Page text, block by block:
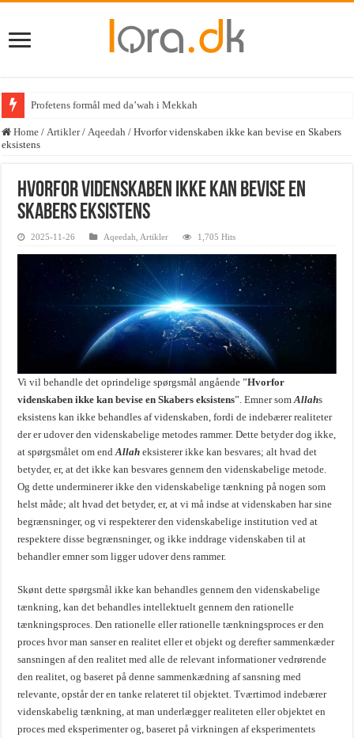
Profetens formål med da’wah i Mekkah
Home / Artikler / Aqeedah / Hvorfor videnskaben ikke kan bevise en Skabers
eksistens
Hvorfor videnskaben ikke kan bevise en
Skabers eksistens
2025-11-26 Aqeedah Artikler 1,705 Hits
Vi vil behandle det oprindelige spørgsmål angående ”Hvorfor
videnskaben ikke kan bevise en Skabers eksistens”. Emner somAllahs
eksistens kan ikke behandles af videnskaben, fordi de indebærer realiteter
der er udover den videnskabelige metodes rammer. Dette betyder dog ikke,
at spørgsmålet om endAllah eksisterer ikke kan besvares; alt hvad det
betyder, er, at det ikke kan besvares gennem den videnskabelige metode.
Og dette underminerer ikke den videnskabelige tænkning på nogen som
helst måde; alt hvad det betyder, er, at vi må indse at videnskaben har sine
begrænsninger, og vi respekterer den videnskabelige institution ved at
respektere disse begrænsninger, og ikke inddrage videnskaben til at
behandler emner som ligger udover dens rammer.
Skønt dette spørgsmål ikke kan behandles gennem den videnskabelige
tænkning, kan det behandles intellektuelt gennem den rationelle
tænkningsproces. Den rationelle eller rationelle tænkningsproces er den
proces hvor man sanser en realitet eller et objekt og derefter sammenkæder
sansningen af den realitet med alle de relevant informationer vedrørende
den realitet, og baseret på denne sammenkædning af sansning med
relevante, opstår der en tanke relateret til objektet. Tværtimod indebærer
videnskabelig tænkning, at man underlægger realiteten eller objektet en
proces med eksperimenter og, baseret på virkningen af eksperimentets